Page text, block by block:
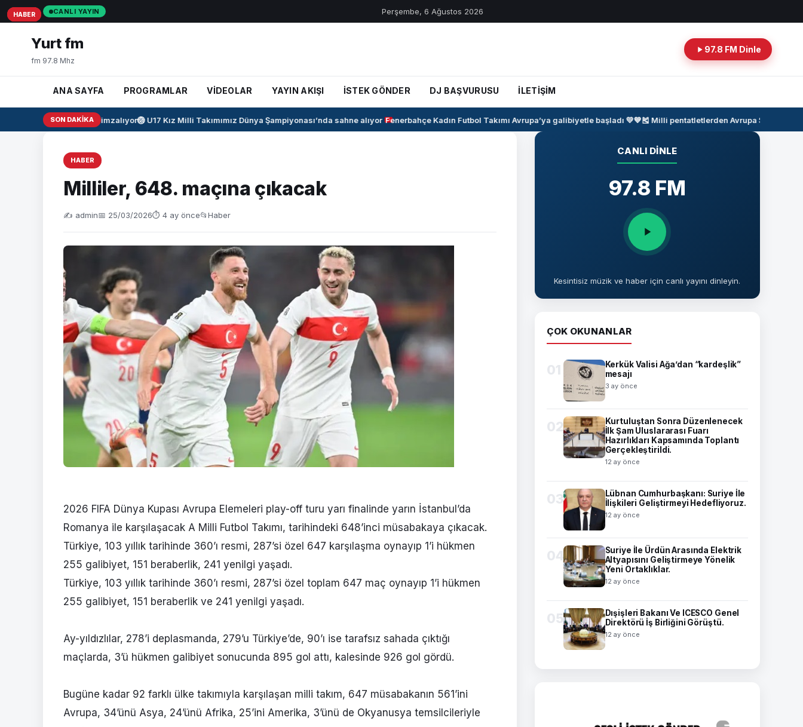
CANLI YAYIN Perşembe, 6 Ağustos 2026
Yurt fm
fm 97.8 Mhz
97.8 FM Dinle
ANA SAYFA PROGRAMLAR VİDEOLAR YAYIN AKIŞI İSTEK GÖNDER DJ BAŞVURUSU İLETİŞİM
SON DAKIKA
Salah resmen imzalıyor🏐U17 Kız Milli Takımımız Dünya Şampiyonası’nda sahne alıyorFenerbahçe Kadın Futbol Takımı Avrupa’ya galibiyetle başladı 💛💙🎽Milli pentatletlerden Avrupa
HABER
Milliler, 648. maçına çıkacak
✍️ admin📅 25/03/2026⏱ 4 ay önce📂Haber
2026 FIFA Dünya Kupası Avrupa Elemeleri play-off turu yarı finalinde yarın İstanbul’da
Romanya ile karşılaşacak A Milli Futbol Takımı, tarihindeki 648’inci müsabakaya çıkacak.
Türkiye, 103 yıllık tarihinde 360’ı resmi, 287’si özel 647 karşılaşma oynayıp 1’i hükmen
255 galibiyet, 151 beraberlik, 241 yenilgi yaşadı.
Türkiye, 103 yıllık tarihinde 360’ı resmi, 287’si özel toplam 647 maç oynayıp 1’i hükmen
255 galibiyet, 151 beraberlik ve 241 yenilgi yaşadı.
Ay-yıldızlılar, 278’i deplasmanda, 279’u Türkiye’de, 90’ı ise tarafsız sahada çıktığı
maçlarda, 3’ü hükmen galibiyet sonucunda 895 gol attı, kalesinde 926 gol gördü.
Bugüne kadar 92 farklı ülke takımıyla karşılaşan milli takım, 647 müsabakanın 561’ini
Avrupa, 34’ünü Asya, 24’ünü Afrika, 25’ini Amerika, 3’ünü de Okyanusya temsilcileriyle
HABER
HABER
HABER
CANLI DINLE
97.8 FM
Kesintisiz müzik ve haber için canlı yayını dinleyin.
ÇOK OKUNANLAR
01
Kerkük Valisi Ağa’dan “kardeşlik”
mesajı
3 ay önce
02
Kurtuluştan Sonra Düzenlenecek
İlk Şam Uluslararası Fuarı
Hazırlıkları Kapsamında Toplantı
Gerçekleştirildi.
12 ay önce
03
Lübnan Cumhurbaşkanı: Suriye İle
İlişkileri Geliştirmeyi Hedefliyoruz.
12 ay önce
04
Suriye İle Ürdün Arasında Elektrik
Altyapısını Geliştirmeye Yönelik
Yeni Ortaklıklar.
12 ay önce
05
Dışişleri Bakanı Ve ICESCO Genel
Direktörü İş Birliğini Görüştü.
12 ay önce